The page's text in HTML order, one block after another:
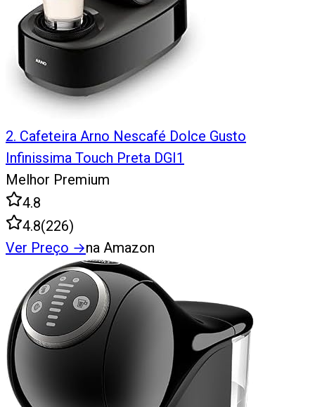
2. Cafeteira Arno Nescafé Dolce Gusto
Infinissima Touch Preta DGI1
Melhor Premium
4.8
4.8(226)
Ver Preço →na Amazon